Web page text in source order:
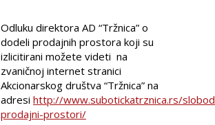
Odluku direktora AD “Tržnica” o
dodeli prodajnih prostora koji su
izlicitirani možete videti na
zvaničnoj internet stranici
Akcionarskog društva “Tržnica” na
adresi http://www.subotickatrznica.rs/
prodajni-prostori/